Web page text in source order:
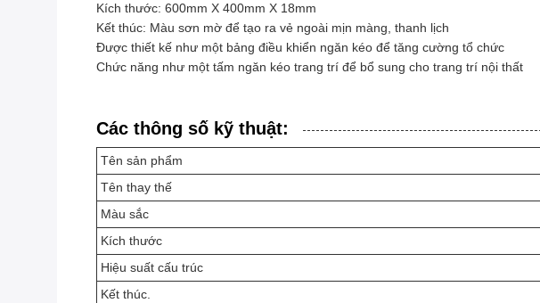
Kích thước: 600mm X 400mm X 18mm
Kết thúc: Màu sơn mờ để tạo ra vẻ ngoài mịn màng, thanh lịch
Được thiết kế như một bảng điều khiển ngăn kéo để tăng cường tổ chức
Chức năng như một tấm ngăn kéo trang trí để bổ sung cho trang trí nội thất
Các thông số kỹ thuật:
Tên sản phẩm
Tên thay thế
Màu sắc
Kích thước
Hiệu suất cấu trúc
Kết thúc.